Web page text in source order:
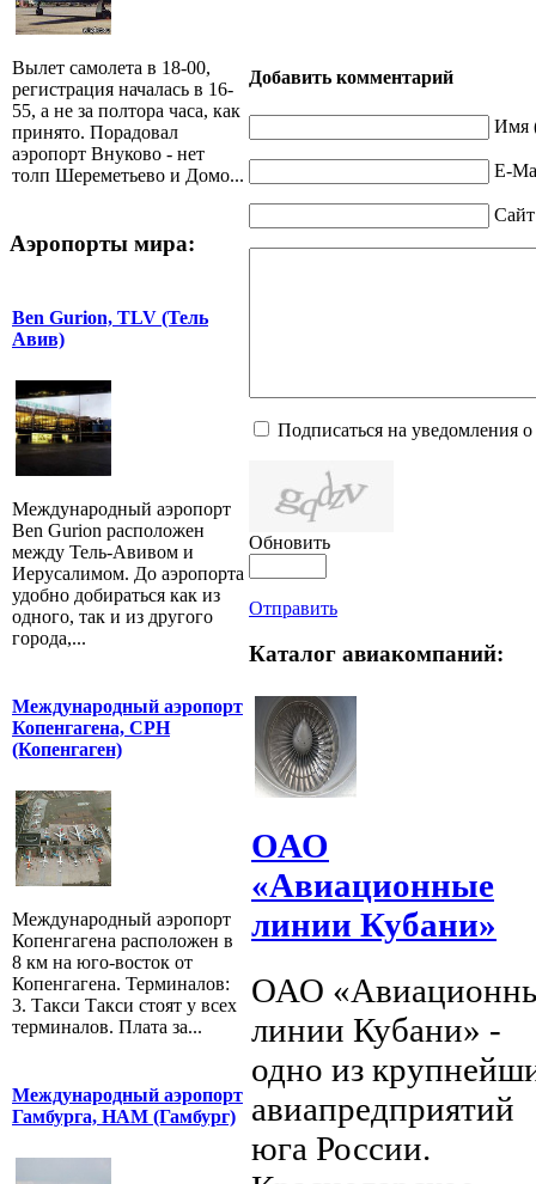
Вылет самолета в 18-00,
регистрация началась в 16-
55, а не за полтора часа, как
принято. Порадовал
аэропорт Внуково - нет
толп Шереметьево и Домо...
Аэропорты мира:
Ben Gurion, TLV (Тель
Авив)
Международный аэропорт
Ben Gurion расположен
между Тель-Авивом и
Иерусалимом. До аэропорта
удобно добираться как из
одного, так и из другого
города,...
Международный аэропорт
Копенгагена, CPH
(Копенгаген)
Международный аэропорт
Копенгагена расположен в
8 км на юго-восток от
Копенгагена. Терминалов:
3. Такси Такси стоят у всех
терминалов. Плата за...
Международный аэропорт
Гамбурга, HAM (Гамбург)
Добавить комментарий
Имя
E-
Сайт
Подписаться на уведомления
Обновить
Отправить
Каталог авиакомпаний:
ОАО
«Авиационные
линии Кубани»
ОАО
линии Кубани» -
одно из
авиапредприятий
юга России.